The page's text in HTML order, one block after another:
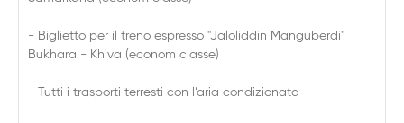
- Biglietto per il treno espresso "Jaloliddin Manguberdi"
Bukhara - Khiva (econom classe)
- Tutti i trasporti terresti con l’aria condizionata